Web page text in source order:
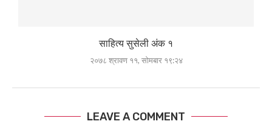
साहित्य सुसेली अंक १
२०७८ श्रावण ११, सोमबार १९:२४
LEAVE A COMMENT